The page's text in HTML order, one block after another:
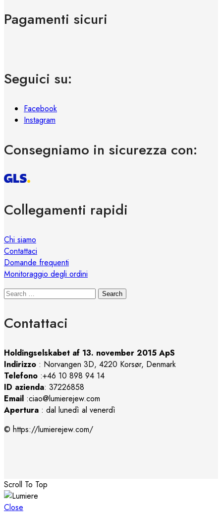
Pagamenti sicuri
Seguici su:
Facebook
Instagram
Consegniamo in sicurezza con:
Collegamenti rapidi
Chi siamo
Contattaci
Domande frequenti
Monitoraggio degli ordini
Search
Contattaci
Holdingselskabet af 13. november 2015 ApS
Indirizzo : Norvangen 3D, 4220 Korsør, Denmark
Telefono :+46 10 898 94 14
ID azienda: 37226858
Email :ciao@lumierejew.com
Apertura : dal lunedì al venerdì
© https://lumierejew.com/
Scroll To Top
Close